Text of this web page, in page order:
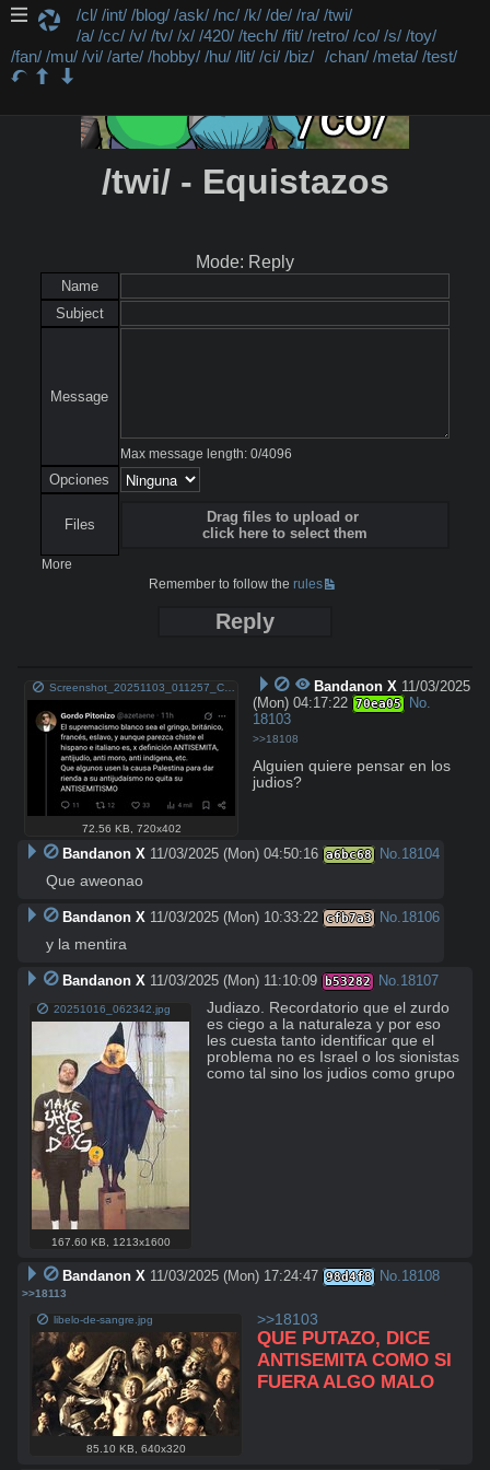
/cl/ /int/ /blog/ /ask/ /nc/ /k/ /de/ /ra/ /twi/
/a/ /cc/ /v/ /tv/ /x/ /420/ /tech/ /fit/ /retro/ /co/ /s/ /toy/
/fan/ /mu/ /vi/ /arte/ /hobby/ /hu/ /lit/ /ci/ /biz/ /chan/ /meta/ /test/
/twi/ - Equistazos
Mode: Reply
Name
Subject
Message
Max message length: 0/4096
Opciones
Files
Drag files to upload or
click here to select them
More
Remember to follow therules
Reply
72.56 KB 720x402
Bandanon X 11/03/2025
(Mon) 04:17:22 70ea05
No.
18103
>>18108
Alguien quiere pensar en los
judios?
Bandanon X 11/03/2025 (Mon) 04:50:16 a6bc68 No.18104
Que aweonao
Bandanon X 11/03/2025 (Mon) 10:33:22 cfb7a3 No.18106
y la mentira
Bandanon X 11/03/2025 (Mon) 11:10:09 b53282 No.18107
20251016_062342.jpg
167.60 KB 1213x1600
Judiazo. Recordatorio que el zurdo
es ciego a la naturaleza y por eso
les cuesta tanto identificar que el
problema no es Israel o los sionistas
como tal sino los judios como grupo
Bandanon X 11/03/2025 (Mon) 17:24:47 98d4f8 No. 18108
>>18113
libelo-de-sangre.jpg
85.10 KB 640x320
>>18103
QUE PUTAZO, DICE
ANTISEMITA COMO SI
FUERA ALGO MALO